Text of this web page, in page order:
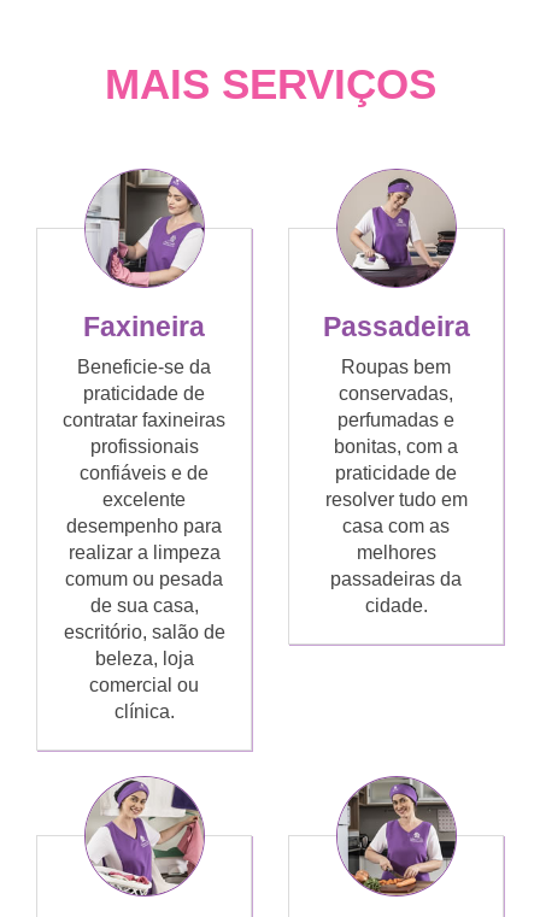
MAIS SERVIÇOS
Faxineira
Beneficie-se da
praticidade de
contratar faxineiras
profissionais
confiáveis e de
excelente
desempenho para
realizar a limpeza
comum ou pesada
de sua casa,
escritório, salão de
beleza, loja
comercial ou
clínica.
Passadeira
Roupas bem
conservadas,
perfumadas e
bonitas, com a
praticidade de
resolver tudo em
casa com as
melhores
passadeiras da
cidade.